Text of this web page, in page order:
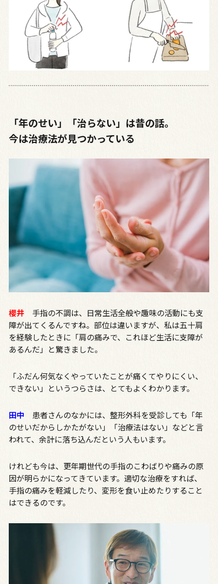
「年のせい」「治らない」は昔の話。
今は治療法が見つかっている
櫻井手指の不調は、日常生活全般や趣味の活動にも支
障が出てくるんですね。部位は違いますが、私は五十肩
を経験したときに「肩の痛みで、これほど生活に支障が
あるんだ」と驚きました。
「ふだん何気なくやっていたことが痛くてやりにくい、
できない」というつらさは、とてもよくわかります。
田中 患者さんのなかには、整形外科を受診しても「年
のせいだからしかたがない」「治療法はない」などと言
われて、余計に落ち込んだという人もいます。
けれども今は、更年期世代の手指のこわばりや痛みの原
因が明らかになってきています。適切な治療をすれば、
手指の痛みを軽減したり、変形を食い止めたりすること
はできるのです。